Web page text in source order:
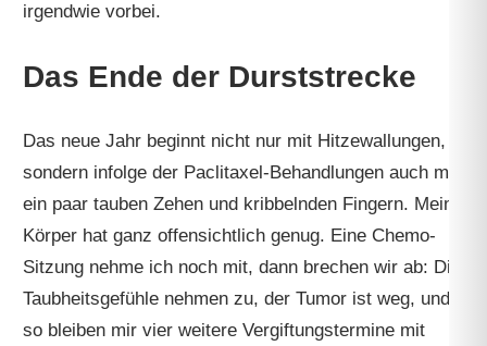
irgendwie vorbei.
Das Ende der Durststrecke
Das neue Jahr beginnt nicht nur mit Hitzewallungen,
sondern infolge der Paclitaxel-Behandlungen auch mit
ein paar tauben Zehen und kribbelnden Fingern. Mein
Körper hat ganz offensichtlich genug. Eine Chemo-
Sitzung nehme ich noch mit, dann brechen wir ab: Die
Taubheitsgefühle nehmen zu, der Tumor ist weg, und
so bleiben mir vier weitere Vergiftungstermine mit